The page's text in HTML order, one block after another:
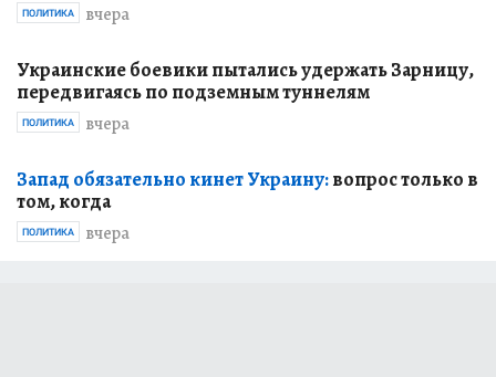
вчера
ПОЛИТИКА
Украинские боевики пытались удержать Зарницу,
передвигаясь по подземным туннелям
вчера
ПОЛИТИКА
Запад обязательно кинет Украину:вопрос только в
том, когда
вчера
ПОЛИТИКА